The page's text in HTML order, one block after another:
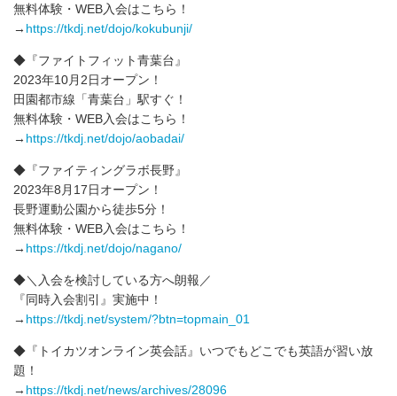
無料体験・WEB入会はこちら！
→ https://tkdj.net/dojo/kokubunji/
◆『ファイトフィット青葉台』
2023年10月2日オープン！
田園都市線「青葉台」駅すぐ！
無料体験・WEB入会はこちら！
→ https://tkdj.net/dojo/aobadai/
◆『ファイティングラボ長野』
2023年8月17日オープン！
長野運動公園から徒歩5分！
無料体験・WEB入会はこちら！
→ https://tkdj.net/dojo/nagano/
◆＼入会を検討している方へ朗報／
『同時入会割引』実施中！
→ https://tkdj.net/system/?btn=topmain_01
◆『トイカツオンライン英会話』いつでもどこでも英語が習い放
題！
→ https://tkdj.net/news/archives/28096